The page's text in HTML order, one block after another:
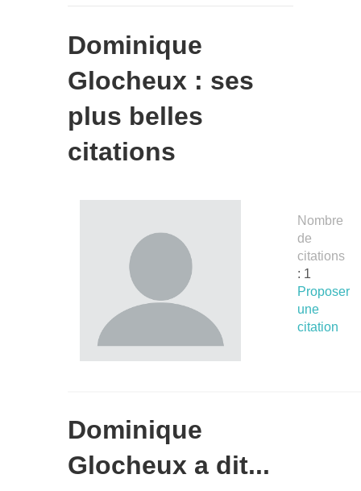
Dominique
Glocheux : ses
plus belles
citations
Nombre
de
citations
: 1
Proposer
une
citation
Dominique
Glocheux a dit...